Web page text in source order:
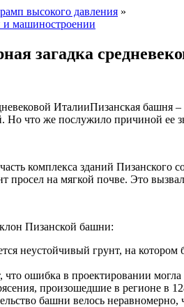
высокого давления »
и машиностроении
загадка
Пизанская башня
Но что же послужило причиной ее
комплекса зданий Пизанского
просел на мягкой почве. Это
Пизанской башни:
неустойчивый грунт, на
ошибка в проектировании
произошедшие в регионе в
башни велось